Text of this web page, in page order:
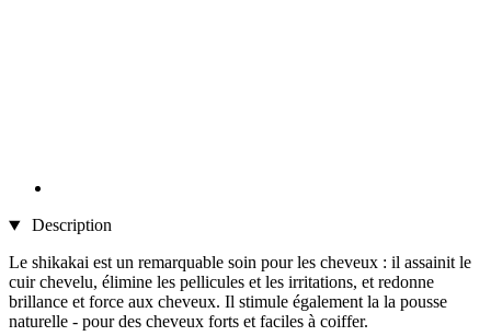
Description
Le shikakai est un remarquable soin pour les cheveux : il assainit le
cuir chevelu, élimine les pellicules et les irritations, et redonne
brillance et force aux cheveux. Il stimule également la la pousse
naturelle - pour des cheveux forts et faciles à coiffer.